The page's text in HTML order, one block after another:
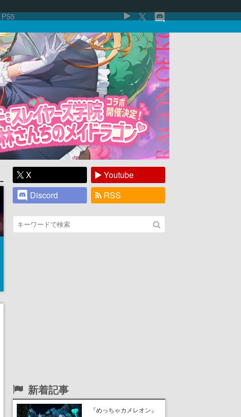
PS5
X
Youtube
Discord
RSS
新着記事
『めっちゃカメレオン』